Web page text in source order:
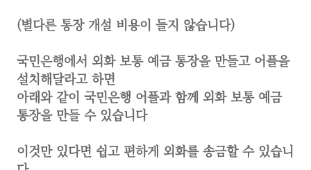
(별다른 통장 개설 비용이 들지 않습니다)
국민은행에서 외화 보통 예금 통장을 만들고 어플을
설치해달라고 하면
아래와 같이 국민은행 어플과 함께 외화 보통 예금
통장을 만들 수 있습니다
이것만 있다면 쉽고 편하게 외화를 송금할 수 있습니